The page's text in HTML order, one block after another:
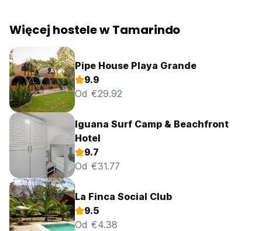
Więcej hostele w Tamarindo
Pipe House Playa Grande
9.9
Od €29.92
Iguana Surf Camp & Beachfront
Hotel
9.7
Od €31.77
La Finca Social Club
9.5
Od €4.38